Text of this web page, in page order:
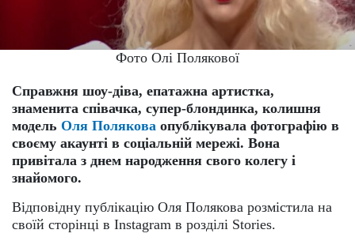
Фото Олі Полякової
Справжня шоу-діва, епатажна артистка,
знаменита співачка, супер-блондинка, колишня
модель Оля Полякова опублікувала фотографію в
своєму акаунті в соціальній мережі. Вона
привітала з днем народження свого колегу і
знайомого.
Відповідну публікацію Оля Полякова розмістила на
своїй сторінці в Instagram в розділі Stories.